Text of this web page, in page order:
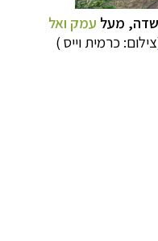
מעל עמק ואל
כרמית וייס )